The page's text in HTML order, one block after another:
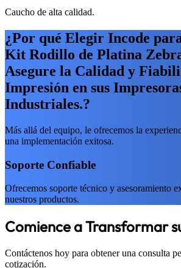
Caucho de alta calidad.
¿Por qué Elegir Incode
Kit Rodillo de Platina
Asegure la Calidad y
Impresión en sus
Industriales.?
Más allá del equipo, le ofrecemos la
una implementación exitosa.
Soporte Confiable
Ofrecemos soporte técnico y asesoramiento
nuestros productos.
Comience a Transformar
Contáctenos hoy para obtener una consulta
cotización.